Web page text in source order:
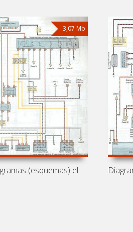
3,07 Mb
Diagramas (esquemas) eléctricos de